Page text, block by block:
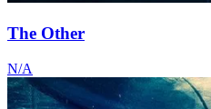
The Other
N/A